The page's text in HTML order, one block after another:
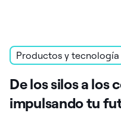
Productos y tecnología
De los silos a los
impulsando tu